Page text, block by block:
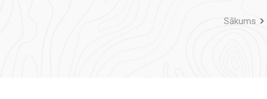
Sākums